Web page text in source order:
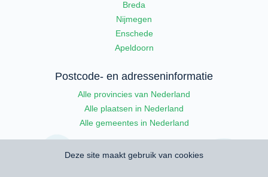
Breda
Nijmegen
Enschede
Apeldoorn
Postcode- en adresseninformatie
Alle provincies van Nederland
Alle plaatsen in Nederland
Alle gemeentes in Nederland
Deze site maakt gebruik van cookies